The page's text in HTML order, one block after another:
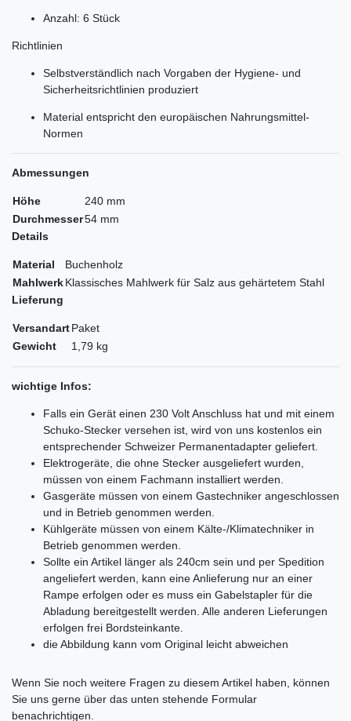
Anzahl: 6 Stück
Richtlinien
Selbstverständlich nach Vorgaben der Hygiene- und
Sicherheitsrichtlinien produziert
Material entspricht den europäischen Nahrungsmittel-
Normen
Abmessungen
Höhe
240 mm
Durchmesser54 mm
Details
Material
Buchenholz
MahlwerkKlassisches Mahlwerk für Salz aus gehärtetem Stahl
Lieferung
VersandartPaket
Gewicht
1,79 kg
wichtige Infos:
Falls ein Gerät einen 230 Volt Anschluss hat und mit einem
Schuko-Stecker versehen ist, wird von uns kostenlos ein
entsprechender Schweizer Permanentadapter geliefert.
Elektrogeräte, die ohne Stecker ausgeliefert wurden,
müssen von einem Fachmann installiert werden.
Gasgeräte müssen von einem Gastechniker angeschlossen
und in Betrieb genommen werden.
Kühlgeräte müssen von einem Kälte-/Klimatechniker in
Betrieb genommen werden.
Sollte ein Artikel länger als 240cm sein und per Spedition
angeliefert werden, kann eine Anlieferung nur an einer
Rampe erfolgen oder es muss ein Gabelstapler für die
Abladung bereitgestellt werden. Alle anderen Lieferungen
erfolgen frei Bordsteinkante.
die Abbildung kann vom Original leicht abweichen
Wenn Sie noch weitere Fragen zu diesem Artikel haben, können
Sie uns gerne über das unten stehende Formular
benachrichtigen.